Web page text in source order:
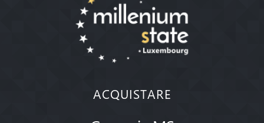
ACQUISTARE